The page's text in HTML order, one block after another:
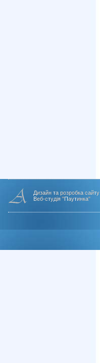
Дизайн та розробка сайту
Веб-студія "Паутинка"